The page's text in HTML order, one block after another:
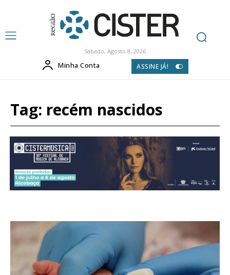
Sábado, Agosto 8, 2026
Minha Conta ASSINE JÁ!
Tag: recém nascidos